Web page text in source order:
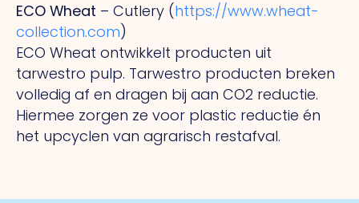
ECO Wheat – Cutlery (https://www.wheat-
collection.com)
ECO Wheat ontwikkelt producten uit
tarwestro pulp. Tarwestro producten breken
volledig af en dragen bij aan CO2 reductie.
Hiermee zorgen ze voor plastic reductie én
het upcyclen van agrarisch restafval.